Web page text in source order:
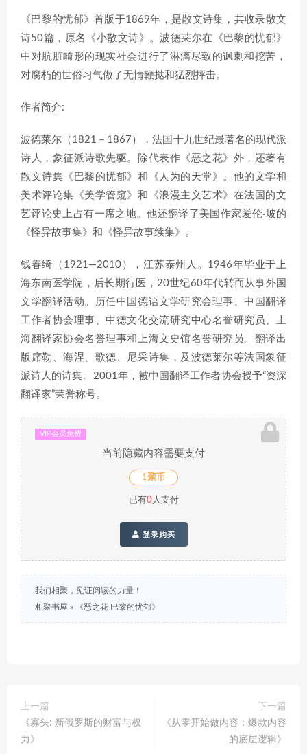
《巴黎的忧郁》首版于1869年，是散文诗集，共收录散文
诗50篇，原名《小散文诗》。波德莱尔在《巴黎的忧郁》
中对肮脏畸形的现实社会进行了淋漓尽致的讽刺和挖苦，
对腐朽的世俗习气做了无情鞭挞和猛烈抨击。
作者简介:
波德莱尔（1821－1867），法国十九世纪最著名的现代派
诗人，象征派诗歌先驱。除代表作《恶之花》外，还著有
散文诗集《巴黎的忧郁》和《人为的天堂》。他的文学和
美术评论集《美学管窥》和《浪漫主义艺术》在法国的文
艺评论史上占有一席之地。他还翻译了美国作家爱伦·坡的
《怪异故事集》和《怪异故事续集》。
钱春绮（1921—2010），江苏泰州人。1946年毕业于上
海东南医学院，后长期行医，20世纪60年代转而从事外国
文学翻译活动。历任中国德语文学研究会理事、中国翻译
工作者协会理事、中德文化交流研究中心名誉研究员、上
海翻译家协会名誉理事和上海文史馆名誉研究员。翻译出
版席勒、海涅、歌德、尼采诗集，及波德莱尔等法国象征
派诗人的诗集。2001年，被中国翻译工作者协会授予“资深
翻译家”荣誉称号。
VIP会员免费
当前隐藏内容需要支付
1聚币
已有0人支付
登录购买
我们相聚，见证阅读的力量！
相聚书屋 » 《恶之花 巴黎的忧郁》
上一篇
《寡头: 新俄罗斯的财富与权
力》
下一篇
《从零开始做内容：爆款内容
的底层逻辑》